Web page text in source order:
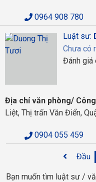
0964 908 780
Luật sư:
Chưa có
Đánh giá
Địa chỉ văn phòng/
Liệt, Thị trấn Văn Điển,
0904 055 459
Đầu
Bạn muốn tìm luật sư /